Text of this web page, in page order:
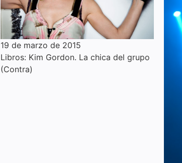
19 de marzo de 2015
Libros: Kim Gordon. La chica del grupo
(Contra)